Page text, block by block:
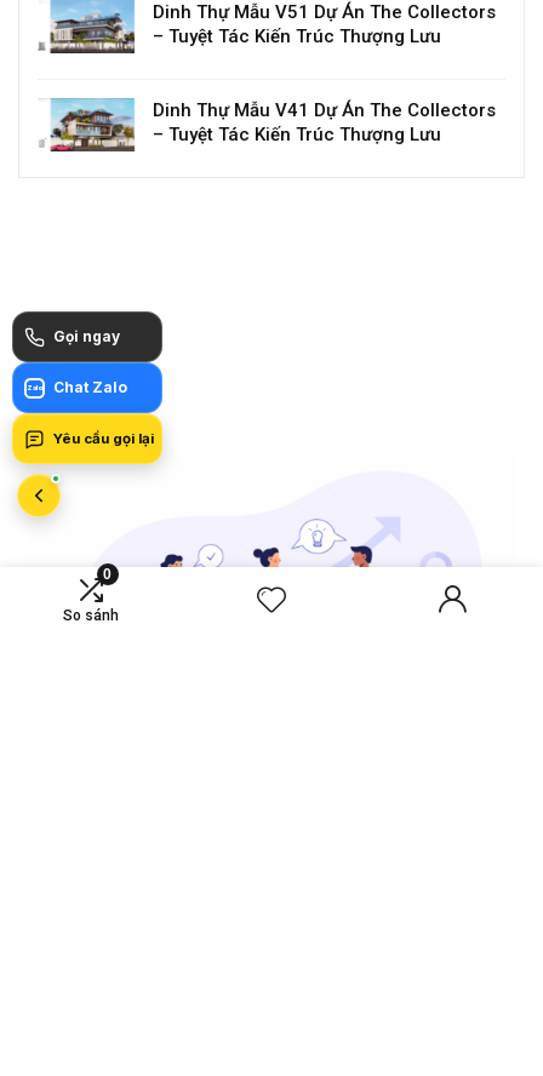
0
So sánh
Gọi ngay
Zalo Chat Zalo
Yêu cầu gọi lại
Dinh Thự Mẫu V51 Dự Án The Collectors
– Tuyệt Tác Kiến Trúc Thượng Lưu
Dinh Thự Mẫu V41 Dự Án The Collectors
– Tuyệt Tác Kiến Trúc Thượng Lưu